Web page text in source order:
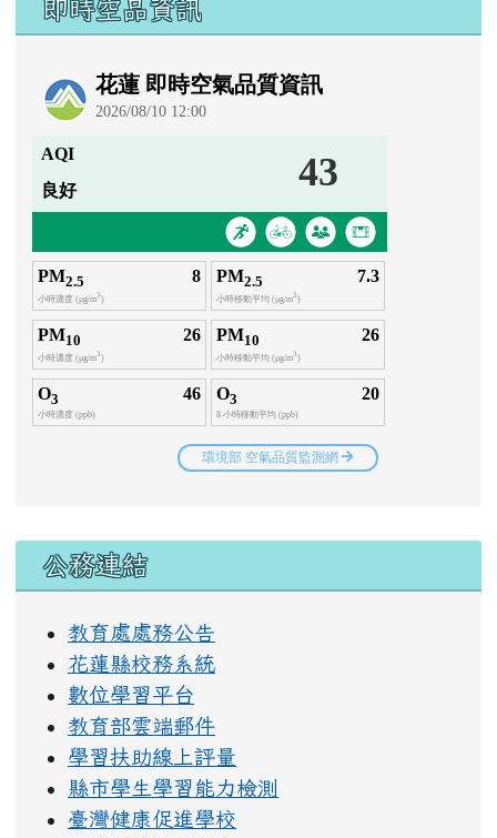
即時空品資訊
右邊區域內容
公務連結
教育處處務公告
花蓮縣校務系統
數位學習平台
教育部雲端郵件
學習扶助線上評量
縣市學生學習能力檢測
臺灣健康促進學校